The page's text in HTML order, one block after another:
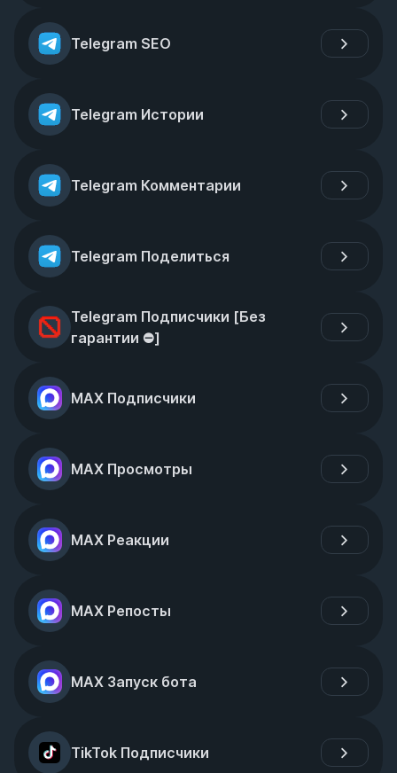
Telegram SEO
Telegram Истории
Telegram Комментарии
Telegram Поделиться
Telegram Подписчики [Без
гарантии ⛔]
MAX Подписчики
MAX Просмотры
MAX Реакции
MAX Репосты
MAX Запуск бота
TikTok Подписчики